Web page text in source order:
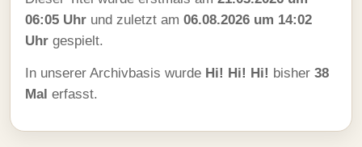
06:05 Uhr und zuletzt am 06.08.2026 um 14:02
Uhr gespielt.
In unserer Archivbasis wurde Hi! Hi! Hi! bisher 38
Mal erfasst.